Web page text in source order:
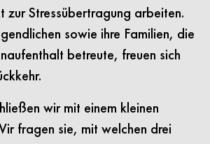
zur Stressübertragung arbeiten.
sowie ihre Familien, die
betreute, freuen sich
wir mit einem kleinen
fragen sie, mit welchen drei